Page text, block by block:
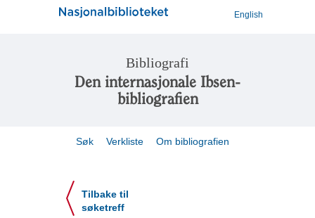
English
Bibliografi
Den internasjonale Ibsen-
bibliografien
Søk Verkliste Om bibliografien
Tilbake til
søketreff